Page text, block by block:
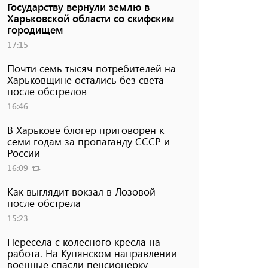
Государству вернули землю в
Харьковской области со скифским
городищем
17:15
Почти семь тысяч потребителей на
Харьковщине остались без света
после обстрелов
16:46
В Харькове блогер приговорен к
семи годам за пропаганду СССР и
России
16:09
Как выглядит вокзал в Лозовой
после обстрела
15:23
Пересела с колесного кресла на
работа. На Купянском направлении
военные спасли пенсионерку